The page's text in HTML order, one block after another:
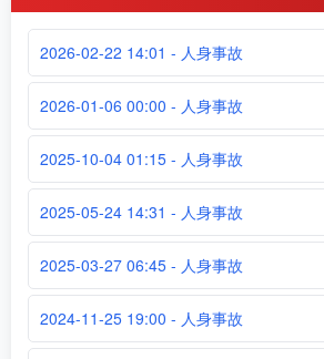
2026-02-22 14:01 - 人身事故
2026-01-06 00:00 - 人身事故
2025-10-04 01:15 - 人身事故
2025-05-24 14:31 - 人身事故
2025-03-27 06:45 - 人身事故
2024-11-25 19:00 - 人身事故